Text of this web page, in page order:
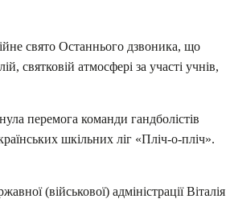
свято Останнього дзвоника, що
святковій атмосфері за участі учнів,
перемога команди гандболістів
шкільних ліг «Пліч-о-пліч».
(військової) адміністрації Віталія